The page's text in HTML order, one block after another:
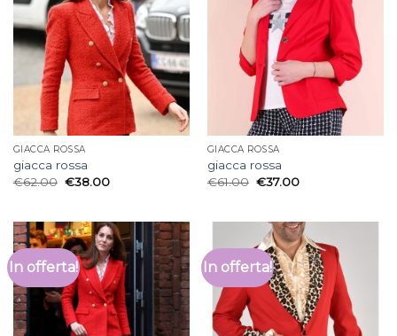
GIACCA ROSSA
giacca rossa
€62.00 €38.00
GIACCA ROSSA
giacca rossa
€61.00 €37.00
In offerta! In offerta!